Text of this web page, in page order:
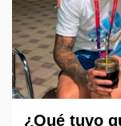
¿Qué tuvo